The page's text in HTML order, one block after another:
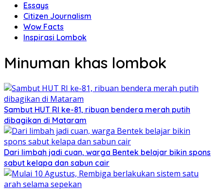
Essays
Citizen Journalism
Wow Facts
Inspirasi Lombok
Minuman khas lombok
Sambut HUT RI ke-81, ribuan bendera merah putih
dibagikan di Mataram
Dari limbah jadi cuan, warga Bentek belajar bikin spons
sabut kelapa dan sabun cair